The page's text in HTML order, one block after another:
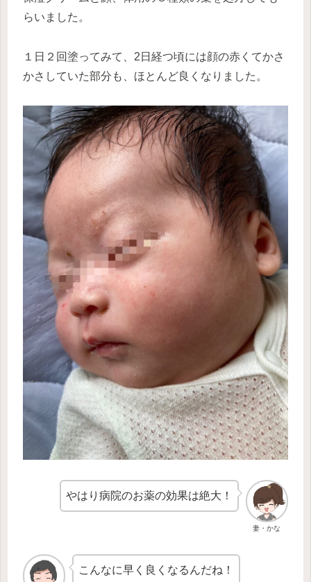
らいました。
１日２回塗ってみて、2日経つ頃には顔の赤くてかさ
かさしていた部分も、ほとんど良くなりました。
妻・かな
やはり病院のお薬の効果は絶大！
こんなに早く良くなるんだね！